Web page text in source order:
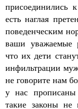
присоединились
есть наглая
поведенческим
ваши уважаемые
что их дети
инфильтрации
не говорите нам
у нас
такие законы